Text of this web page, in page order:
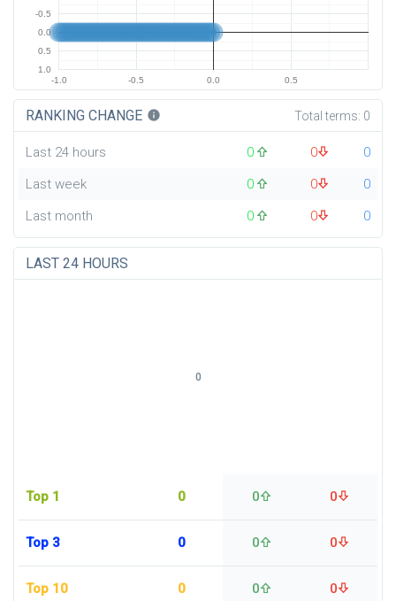
-1.0 -0.5 0.0 0.5
-0.5
0.0
0.5
1.0
RANKING CHANGE info Total terms: 0
Last 24 hours 0 0
0
Last week
0 0
0
Last month
0 0 0
LAST 24 HOURS
Top 1 0 0 0
Top 3 0 0 0
Top 10 0 0 0
0